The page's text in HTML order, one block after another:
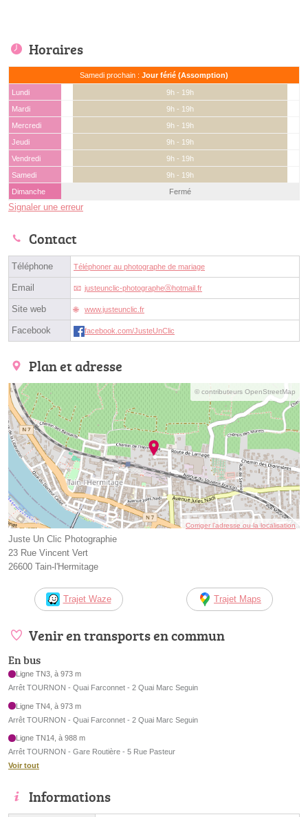
Horaires
Samedi prochain : Jour férié (Assomption)
Lundi
9h - 19h
Mardi
9h - 19h
Mercredi
9h - 19h
Jeudi
9h - 19h
Vendredi
9h - 19h
Samedi
9h - 19h
Dimanche
Fermé
Signaler une erreur
Contact
Téléphone Téléphoner au photographe de mariage
Email justeunclic-photographeⓐhotmail.fr
Site web www.justeunclic.fr
Facebook facebook.com/JusteUnClic
Plan et adresse
© contributeurs OpenStreetMap
Corriger l’adresse ou la localisation
Juste Un Clic Photographie
23 Rue Vincent Vert
26600 Tain-l'Hermitage
Trajet Waze Trajet Maps
Venir en transports en commun
En bus
Ligne TN3, à 973 m
Arrêt TOURNON - Quai Farconnet - 2 Quai Marc Seguin
Ligne TN4, à 973 m
Arrêt TOURNON - Quai Farconnet - 2 Quai Marc Seguin
Ligne TN14, à 988 m
Arrêt TOURNON - Gare Routière - 5 Rue Pasteur
Voir tout
Informations